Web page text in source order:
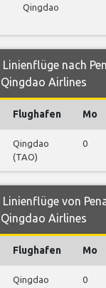
Qingdao
nach
Airlines
Flughafen Mo
Qingdao
(TAO)
0
von
Airlines
Flughafen Mo
Qingdao
0